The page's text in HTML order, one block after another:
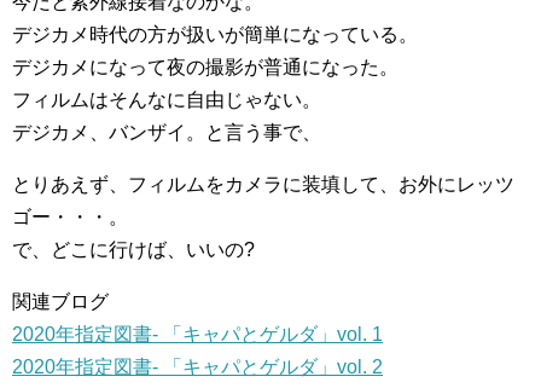
デジカメ時代の方が扱いが簡単になっている。
デジカメになって夜の撮影が普通になった。
フィルムはそんなに自由じゃない。
デジカメ、バンザイ。と言う事で、
とりあえず、フィルムをカメラに装填して、お外にレッツ
ゴー・・・。
で、どこに行けば、いいの?
関連ブログ
2020年指定図書- 「キャパとゲルダ」vol. 1
2020年指定図書- 「キャパとゲルダ」vol. 2